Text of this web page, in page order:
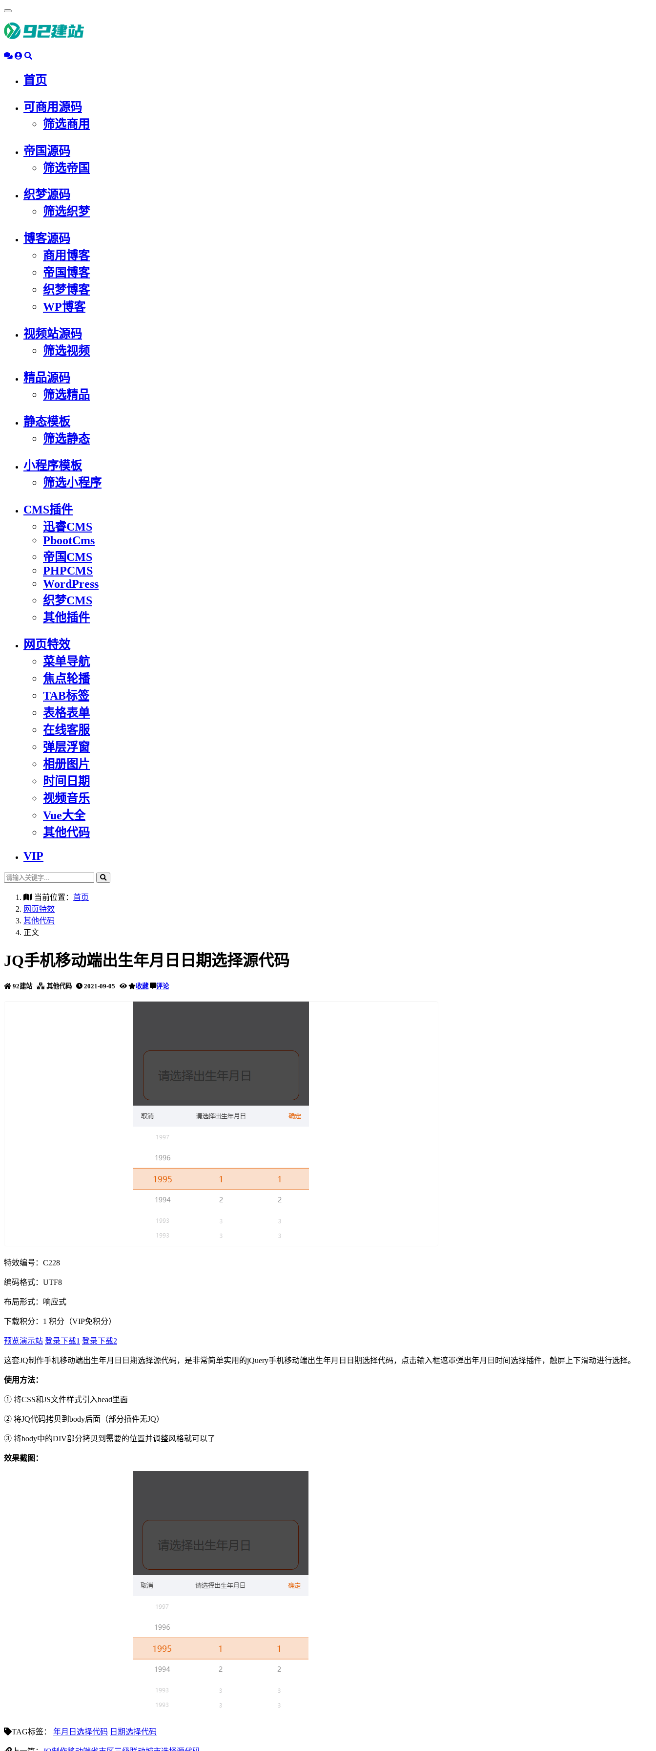
动
导
首页
可商用源码
筛选商用
帝国源码
筛选帝国
织梦源码
筛选织梦
博客源码
商用博客
帝国博客
织梦博客
WP博客
视频站源码
筛选视频
精品源码
筛选精品
静态模板
筛选静态
小程序模板
筛选小程序
CMS插件
迅睿CMS
PbootCms
帝国CMS
PHPCMS
WordPress
织梦CMS
其他插件
网页特效
菜单导航
焦点轮播
TAB标签
表格表单
在线客服
弹层浮窗
相册图片
时间日期
视频音乐
Vue大全
其他代码
VIP
当前位置： 首页
网页特效
其他代码
正文
JQ手机移动端出生年月日日期选择源代码
92建站 其他代码 2021-09-05 收藏 评论
特效编号：C228
编码格式：UTF8
布局形式：响应式
下载积分： 1 积分（VIP免积分）
预览演示站 登录下载1 登录下载2
这套JQ制作手机移动端出生年月日日期选择源代码，是非常简单实用的jQuery手机移动端出生年月日日期选择代码，点击输入框遮罩弹出年月日时间选择插件，触屏上下滑动进行选择。
使用方法：
① 将CSS和JS文件样式引入head里面
② 将JQ代码拷贝到body后面（部分插件无JQ）
③ 将body中的DIV部分拷贝到需要的位置并调整风格就可以了
效果截图：
TAG标签： 年月日选择代码 日期选择代码